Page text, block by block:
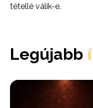
tétellé válik-e.
Legújabb